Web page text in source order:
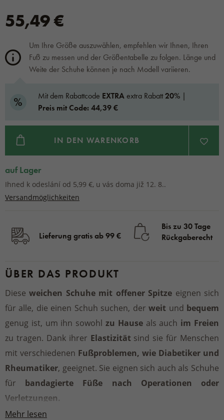
55,49 €
Um Ihre Größe auszuwählen, empfehlen wir Ihnen, Ihren
Fuß zu messen und der Größentabelle zu folgen. Länge und
Weite der Schuhe können je nach Modell variieren.
Mit dem Rabattcode EXTRAextra Rabatt20% |
Preis mit Code: 44,39 €
IN DEN WARENKORB
auf Lager
Ihned k odeslání od 5,99 €, u vás doma již 12. 8..
Versandmöglichkeiten
Lieferung gratis ab 99 €
Bis zu 30 Tage
Rückgaberecht
ÜBER DAS PRODUKT
Dieseweichen Schuhe mit offener Spitze eignen sich
für alle, die einen Schuh suchen, derweit und bequem
genug ist, um ihn sowohl zu Hauseals auch im Freien
zu tragen. Dank ihrer Elastizität sind sie für Menschen
mit verschiedenen Fußproblemen, wie Diabetiker und
Rheumatiker, geeignet. Sie eignen sich auch als Schuhe
für bandagierte Füße
nach Operationen oder
Verletzungen.
Die weite Öffnung
Mehr lesen